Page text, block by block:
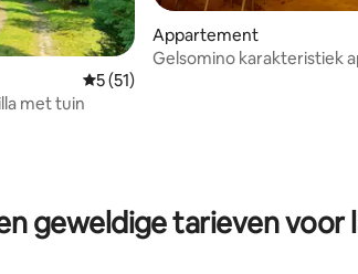
13 recensies
Gemiddelde beoordeling van 5 op 5,
5 (51)
met tuin
Appartement
Gelsomino karakteristiek
geweldige tarieven voor